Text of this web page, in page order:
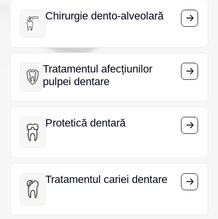
Chirurgie dento-alveolară
Chirurgie dento-alveolară
Tratamentul afecțiunilor
pulpei dentare
Tratamentul afecțiunilor
pulpei dentare
Protetică dentară
Protetică dentară
Tratamentul cariei dentare
Tratamentul cariei dentare